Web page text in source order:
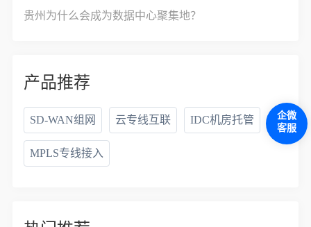
贵州为什么会成为数据中心聚集地？
产品推荐
SD-WAN组网 云专线互联 IDC机房托管
MPLS专线接入
企微
客服